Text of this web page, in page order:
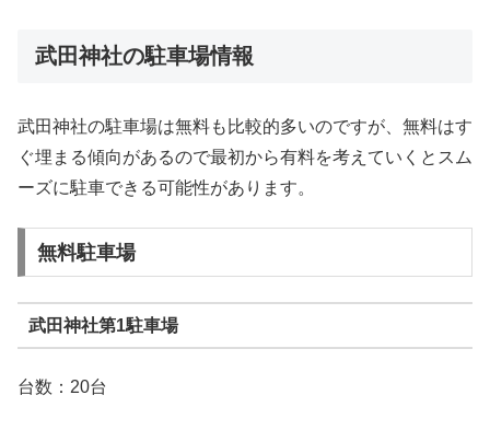
武田神社の駐車場情報
武田神社の駐車場は無料も比較的多いのですが、無料はす
ぐ埋まる傾向があるので最初から有料を考えていくとスム
ーズに駐車できる可能性があります。
無料駐車場
武田神社第1駐車場
台数：20台